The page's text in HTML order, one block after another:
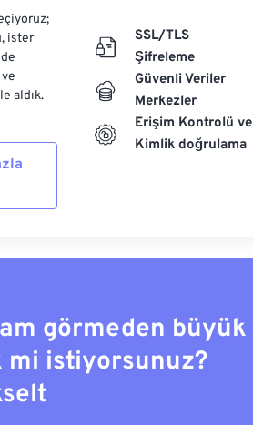
ister
aldık.
SSL/TLS
Şifreleme
Güvenli Veriler
Merkezler
Erişim Kontrolü ve
Kimlik doğrulama
görmeden büyük
mi istiyorsunuz?